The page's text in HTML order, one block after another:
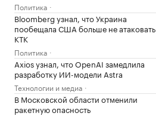
Политика
Bloomberg узнал, что Украина
пообещала США больше не атаковать
КТК
Политика
Axios узнал, что OpenAI замедлила
разработку ИИ-модели Astra
Технологии и медиа
В Московской области отменили
ракетную опасность